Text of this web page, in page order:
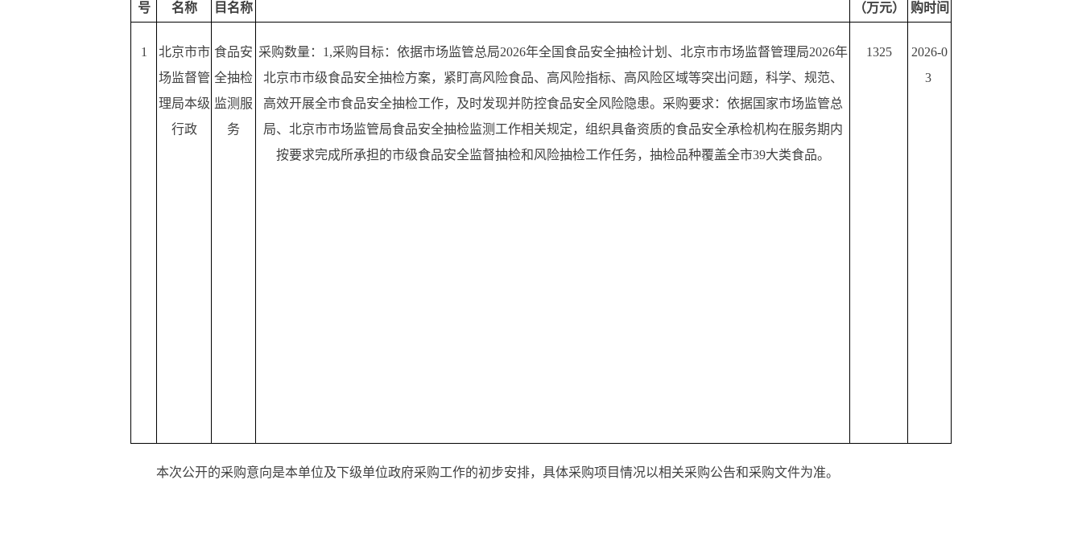
号
名称
目名称
（万元）
购时间
1
北京市市
场监督管
理局本级
行政
食品安
全抽检
监测服
务
采购数量： 1,采购目标：依据市场监管总局2026年全国食品安全抽检计划、北京市市场监督管理局2026年
北京市市级食品安全抽检方案，紧盯高风险食品、高风险指标、高风险区域等突出问题，科学、规范、
高效开展全市食品安全抽检工作，及时发现并防控食品安全风险隐患。采购要求：依据国家市场监管总
局、北京市市场监管局食品安全抽检监测工作相关规定，组织具备资质的食品安全承检机构在服务期内
按要求完成所承担的市级食品安全监督抽检和风险抽检工作任务，抽检品种覆盖全市39大类食品。
1325
2026-0
3
本次公开的采购意向是本单位及下级单位政府采购工作的初步安排，具体采购项目情况以相关采购公告和采购文件为准。